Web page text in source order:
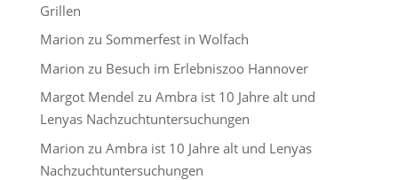
Grillen
Marion zu Sommerfest in Wolfach
Marion zu Besuch im Erlebniszoo Hannover
Margot Mendel zu Ambra ist 10 Jahre alt und
Lenyas Nachzuchtuntersuchungen
Marion zu Ambra ist 10 Jahre alt und Lenyas
Nachzuchtuntersuchungen